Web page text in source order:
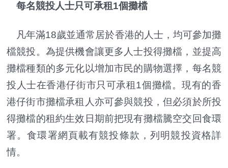
每名競投人士只可承租1個攤檔
凡年滿18歲並通常居於香港的人士，均可參加攤
檔競投。為提供機會讓更多人士投得攤檔，並提高
攤檔種類的多元化以增加市民的購物選擇，每名競
投人士在香港仔街市只可承租1個攤檔。現有的香
港仔街市攤檔承租人亦可參與競投，但必須於所投
得攤檔的租約生效日期前把現有攤檔騰空交回食環
署。食環署網頁載有競投條款，列明競投資格詳
情。